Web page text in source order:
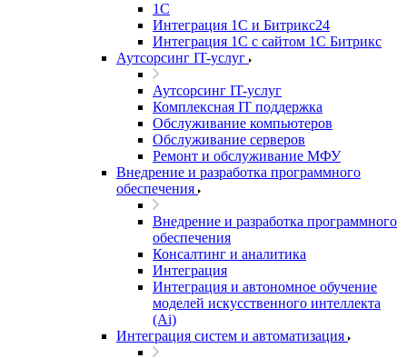
1С
Интеграция 1С и Битрикс24
Интеграция 1С с сайтом 1С Битрикс
Аутсорсинг IT-услуг
Аутсорсинг IT-услуг
Комплексная IT поддержка
Обслуживание компьютеров
Обслуживание серверов
Ремонт и обслуживание МФУ
Внедрение и разработка программного
обеспечения
Внедрение и разработка программного
обеспечения
Консалтинг и аналитика
Интеграция
Интеграция и автономное обучение
моделей искусственного интеллекта
(Ai)
Интеграция систем и автоматизация